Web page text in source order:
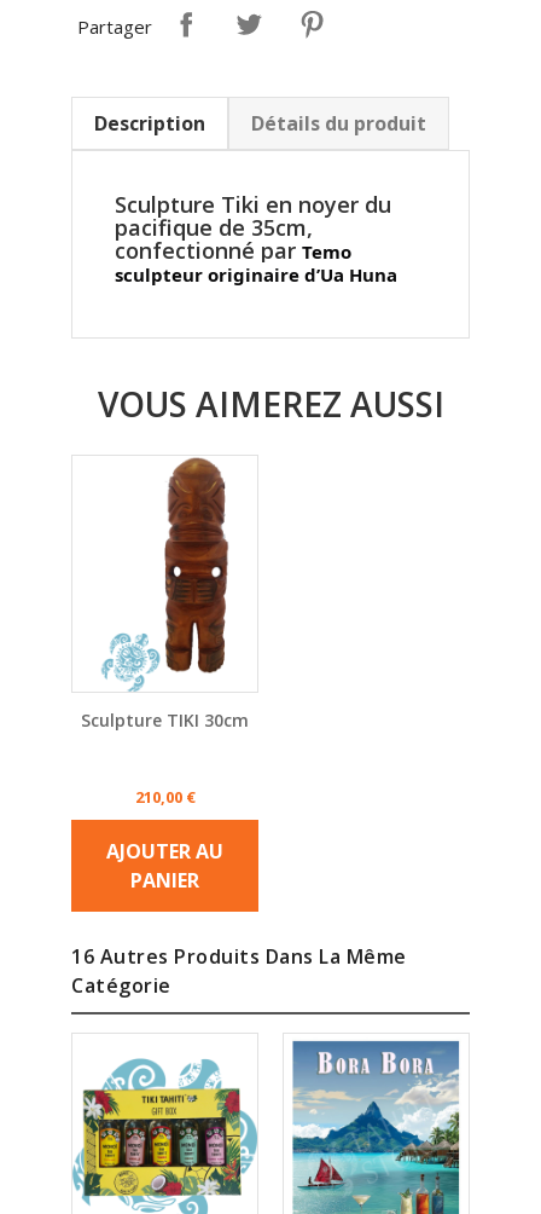
Partager
Description Détails du produit
Sculpture Tiki en noyer du
pacifique de 35cm,
confectionné par Temo
sculpteur originaire d’Ua Huna
VOUS AIMEREZ AUSSI
Sculpture TIKI 30cm
Prix
210,00 €
AJOUTER AU
PANIER
16 Autres Produits Dans La Même
Catégorie